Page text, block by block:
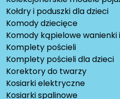
Kołdry i poduszki dla dzieci
Komody dziecięce
Komody kąpielowe wanienki
Komplety pościeli
Komplety pościeli dla dzieci
Korektory do twarzy
Kosiarki elektryczne
Kosiarki spalinowe